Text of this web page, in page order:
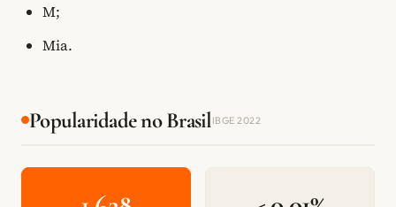
M;
Mia.
Popularidade no BrasilIBGE 2022